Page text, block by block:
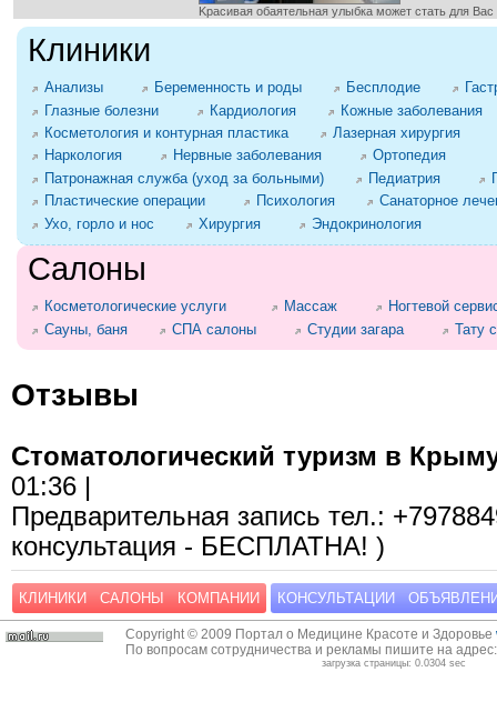
Kрасивая обаятельная улыбка может стать для Вас
Клиники
Анализы Беременность и роды Бесплодие
Глазные болезни
Кардиология
Кожные заболевания
Косметология и контурная пластика
Лазерная хирургия
Наркология
Нервные заболевания
Ортопедия
Патронажная служба (уход за больными)
Педиатрия
Пластические операции
Психология
Санаторное
Ухо, горло и нос
Хирургия Эндокринология
Салоны
Косметологические услуги Массаж
Ногтевой
Сауны, баня
СПА салоны Студии загара Тату
Отзывы
Стоматологический туризм в
01:36 |
Предварительная запись тел.:
консультация - БЕСПЛАТНА! )
КЛИНИКИ САЛОНЫ КОМПАНИИ КОНСУЛЬТАЦИИ
Copyright © 2009 Портал о Медицине Красоте и Здоровье
По вопросам сотрудничества и рекламы пишите на
загрузка страницы: 0.0304 sec